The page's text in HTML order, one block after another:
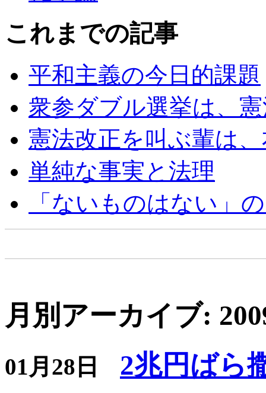
これまでの記事
平和主義の今日的課題
衆参ダブル選挙は、
憲法改正を叫ぶ輩は
単純な事実と法理
「ないものはない」
月別アーカイブ:
01月28日 2兆円ばら